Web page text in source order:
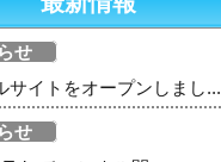
せ
サイトをオープンしまし...
せ